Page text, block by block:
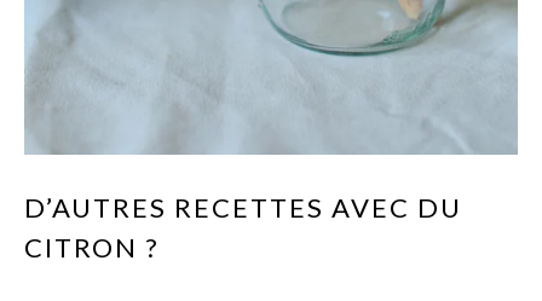
D’AUTRES RECETTES AVEC DU
CITRON ?